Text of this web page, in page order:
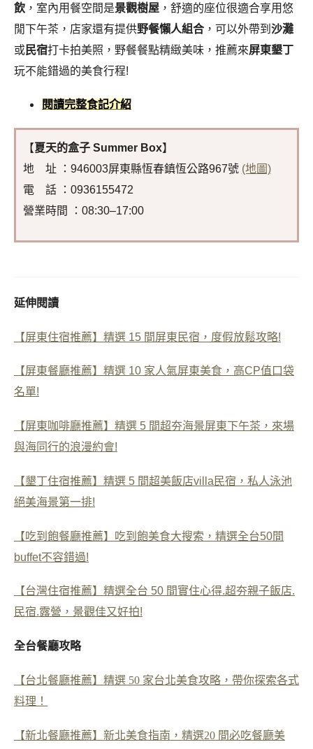
飲 ，室內用餐空間是景觀樹屋 ，舒適的座位很適合享用悠
閒下午茶，店家還有提供野餐懶人組合 ，可以外帶到 沙灘
或民宿打卡拍美照，野餐餐點精緻美味，推薦來屏東墾丁
玩不能錯過的美食行程!
閱讀完整食記介紹
【夏天的盒子 Summer Box】
地 址 ：946003屏東縣恆春鎮恆公路967號 (地圖)
電 話 ：0936155472
營業時間 ：08:30–17:00
延伸閱讀
【屏東住宿推薦】精選 15 間屏東民宿，度假放鬆攻略!
【屏東餐廳推薦】精選 10 家人氣屏東美食，高CP值口袋
名單!
【屏東咖啡廳推薦】精選 5 間超夯海景屏東下午茶，來場
與海同行的浪漫約會!
【墾丁住宿推薦】精選 5 間超美飯店villa民宿，私人泳池
絕美海景第一排!
【吃到飽餐廳推薦】吃到飽美食大搜索，精選全台50間
buffet不容錯過!
【台灣住宿推薦】精選全台 50 間實住心得.超夯親子飯店.
民宿.露營，景觀佳又好拍!
全台餐廳攻略
【台北餐廳推薦】精選 50 家台北美食攻略，帶你探索各式
料理！
【新北餐廳推薦】新北美食指南，精選20 間必吃餐廳美